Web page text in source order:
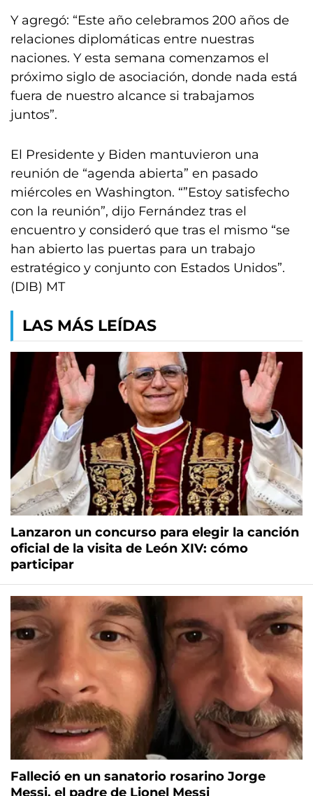
Y agregó: “Este año celebramos 200 años de
relaciones diplomáticas entre nuestras
naciones. Y esta semana comenzamos el
próximo siglo de asociación, donde nada está
fuera de nuestro alcance si trabajamos
juntos”.
El Presidente y Biden mantuvieron una
reunión de “agenda abierta” en pasado
miércoles en Washington. “”Estoy satisfecho
con la reunión”, dijo Fernández tras el
encuentro y consideró que tras el mismo “se
han abierto las puertas para un trabajo
estratégico y conjunto con Estados Unidos”.
(DIB) MT
LAS MÁS LEÍDAS
Lanzaron un concurso para elegir la canción
oficial de la visita de León XIV: cómo
participar
Falleció en un sanatorio rosarino Jorge
Messi, el padre de Lionel Messi